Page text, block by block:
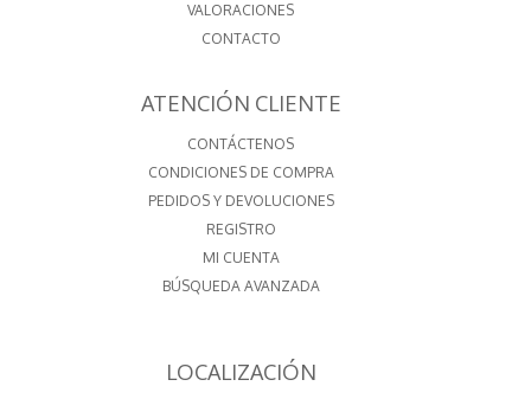
VALORACIONES
CONTACTO
ATENCIÓN CLIENTE
CONTÁCTENOS
CONDICIONES DE COMPRA
PEDIDOS Y DEVOLUCIONES
REGISTRO
MI CUENTA
BÚSQUEDA AVANZADA
LOCALIZACIÓN